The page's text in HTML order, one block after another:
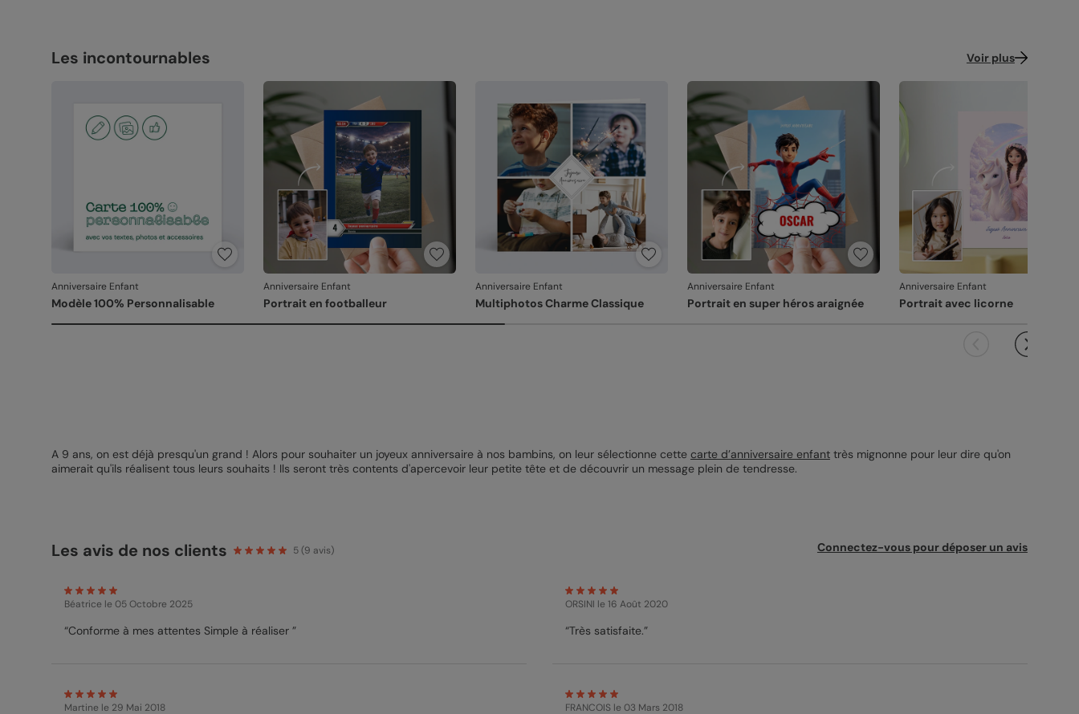
Les incontournables Voir plus
Anniversaire Enfant
Modèle 100% Personnalisable
Anniversaire Enfant
Portrait en footballeur
Anniversaire Enfant
Multiphotos Charme Classique
Anniversaire Enfant
Portrait en super héros araignée
Anniversaire Enfant
Portrait avec licorne
A 9 ans, on est déjà presqu'un grand ! Alors pour souhaiter un joyeux anniversaire à nos bambins, on leur sélectionne cette carte d’anniversaire enfanttrès mignonne pour leur dire qu'on
aimerait qu'ils réalisent tous leurs souhaits ! Ils seront très contents d'apercevoir leur petite tête et de découvrir un message plein de tendresse.
Les avis de nos clients 5(9 avis) Connectez-vous pour déposer un avis
Béatrice le 05 Octobre 2025
“Conforme à mes attentes Simple à réaliser ”
ORSINI le 16 Août 2020
“Très satisfaite.”
Martine le 29 Mai 2018 FRANCOIS le 03 Mars 2018